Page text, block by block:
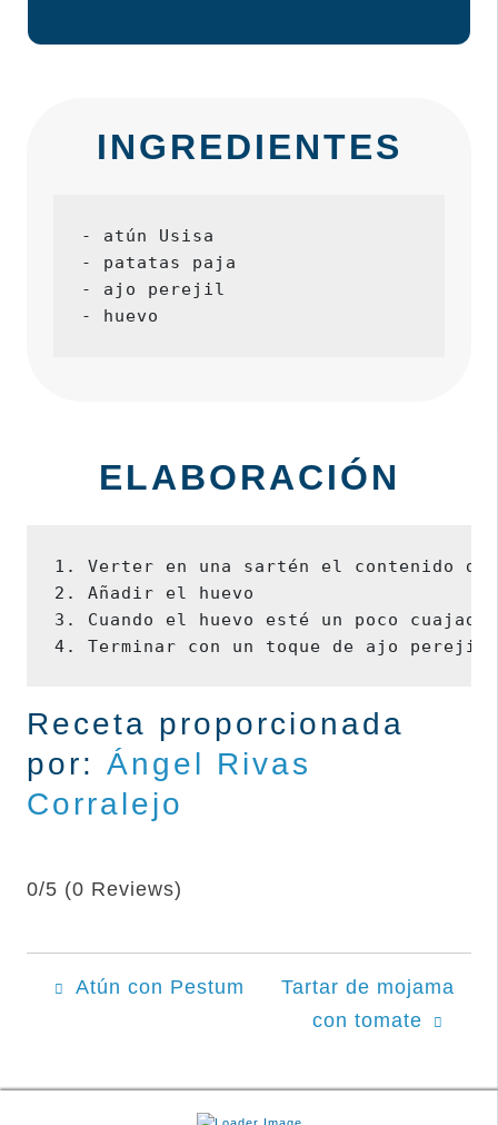
INGREDIENTES
- atún Usisa
- patatas paja
- ajo perejil
- huevo
ELABORACIÓN
1. Verter en una sartén el contenido de
2. Añadir el huevo
3. Cuando el huevo esté un poco
Receta proporcionada
por: Ángel Rivas
Corralejo
0/5 (0 Reviews)
POST
Atún con Pestum
Tartar de mojama
con tomate